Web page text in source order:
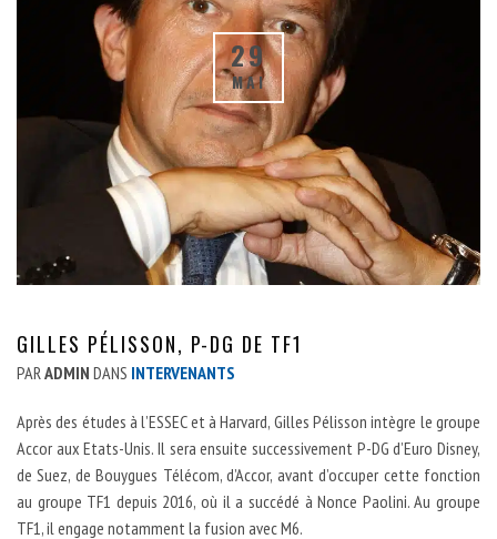
29
MAI
GILLES PÉLISSON, P-DG DE TF1
PARADMIN DANS INTERVENANTS
Après des études à l’ESSEC et à Harvard, Gilles Pélisson intègre le groupe
Accor aux Etats-Unis. Il sera ensuite successivement P-DG d’Euro Disney,
de Suez, de Bouygues Télécom, d’Accor, avant d’occuper cette fonction
au groupe TF1 depuis 2016, où il a succédé à Nonce Paolini. Au groupe
TF1, il engage notamment la fusion avec M6.